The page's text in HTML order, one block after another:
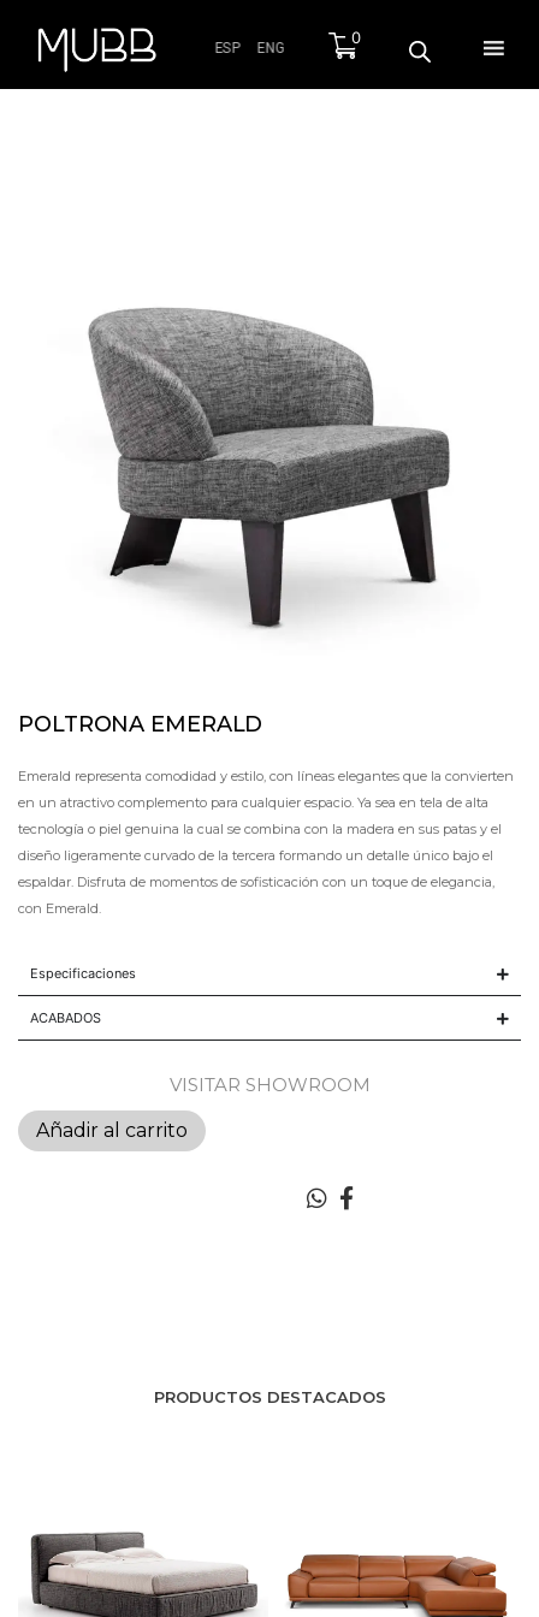
ESP ENG
0
POLTRONA EMERALD
Emerald representa comodidad y estilo, con líneas elegantes que la convierten
en un atractivo complemento para cualquier espacio. Ya sea en tela de alta
tecnología o piel genuina la cual se combina con la madera en sus patas y el
diseño ligeramente curvado de la tercera formando un detalle único bajo el
espaldar. Disfruta de momentos de sofisticación con un toque de elegancia,
con Emerald.
Especificaciones
ACABADOS
VISITAR SHOWROOM
Añadir al carrito
PRODUCTOS DESTACADOS